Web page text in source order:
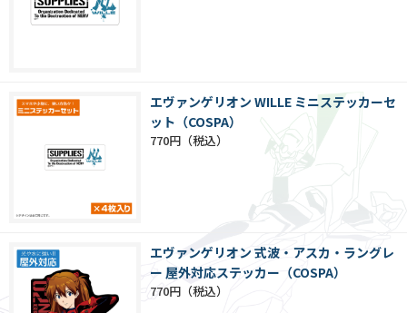
エヴァンゲリオン WILLE ミニステッカーセ
ット（COSPA）
770円
エヴァンゲリオン 式波・アスカ・ラングレ
ー 屋外対応ステッカー（COSPA）
770円